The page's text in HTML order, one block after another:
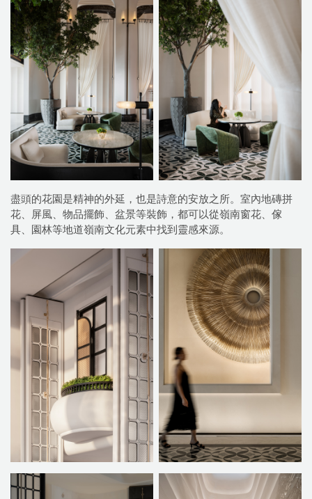
盡頭的花園是精神的外延，也是詩意的安放之所。室內地磚拼
花、屏風、物品擺飾、盆景等裝飾，都可以從嶺南窗花、傢
具、園林等地道嶺南文化元素中找到靈感來源。